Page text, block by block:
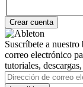
Suscríbete a
correo electrónico
tutoriales,